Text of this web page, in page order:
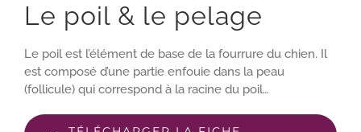
Le poil & le pelage
Le poil est l’élément de base de la fourrure du chien. Il
est composé d’une partie enfouie dans la peau
(follicule) qui correspond à la racine du poil…